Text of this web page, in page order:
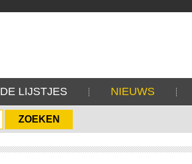
DE LIJSTJES NIEUWS